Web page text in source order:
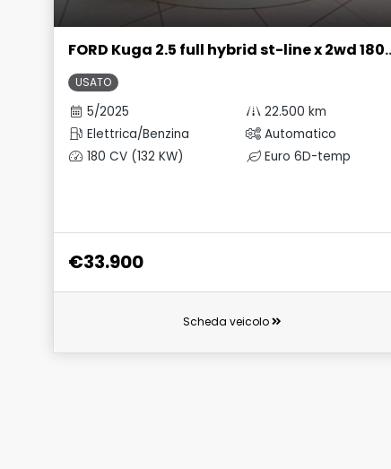
FORD Kuga 2.5
USATO
5/2025
22.500 km
Elettrica/Benzina
Automatico
180 CV (132 KW)
Euro 6D-temp
€33.900
Scheda veicolo